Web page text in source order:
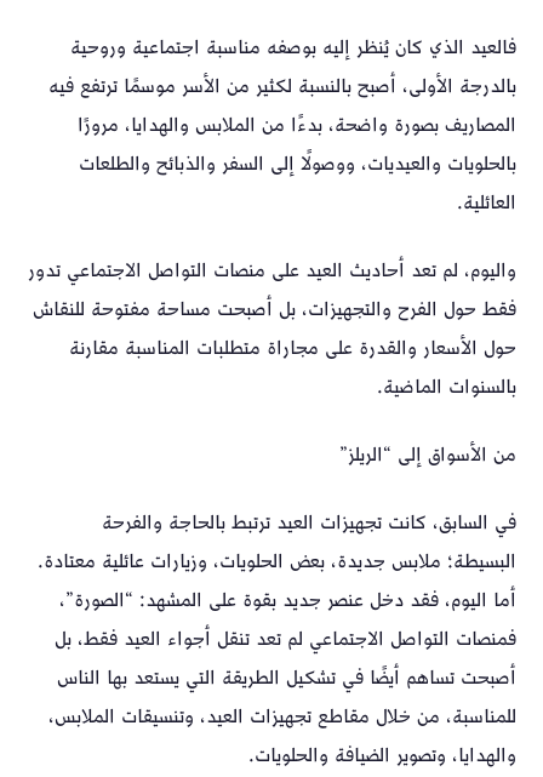
فالعيد الذي كان يُنظر إليه بوصفه مناسبة اجتماعية وروحية
بالدرجة الأولى، أصبح بالنسبة لكثير من الأسر موسمًا ترتفع فيه
المصاريف بصورة واضحة، بدءًا من الملابس والهدايا، مرورًا
بالحلويات والعيديات، ووصولًا إلى السفر والذبائح والطلعات
العائلية.
واليوم، لم تعد أحاديث العيد على منصات التواصل الاجتماعي تدور
فقط حول الفرح والتجهيزات، بل أصبحت مساحة مفتوحة للنقاش
حول الأسعار والقدرة على مجاراة متطلبات المناسبة مقارنة
بالسنوات الماضية.
من الأسواق إلى “الريلز”
في السابق، كانت تجهيزات العيد ترتبط بالحاجة والفرحة
البسيطة؛ ملابس جديدة، بعض الحلويات، وزيارات عائلية معتادة.
أما اليوم، فقد دخل عنصر جديد بقوة على المشهد: “الصورة”،
فمنصات التواصل الاجتماعي لم تعد تنقل أجواء العيد فقط، بل
أصبحت تساهم أيضًا في تشكيل الطريقة التي يستعد بها الناس
للمناسبة، من خلال مقاطع تجهيزات العيد، وتنسيقات الملابس،
والهدايا، وتصوير الضيافة والحلويات.